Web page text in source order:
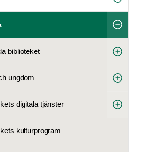
biblioteket
ungdom
digitala tjänster
kulturprogram